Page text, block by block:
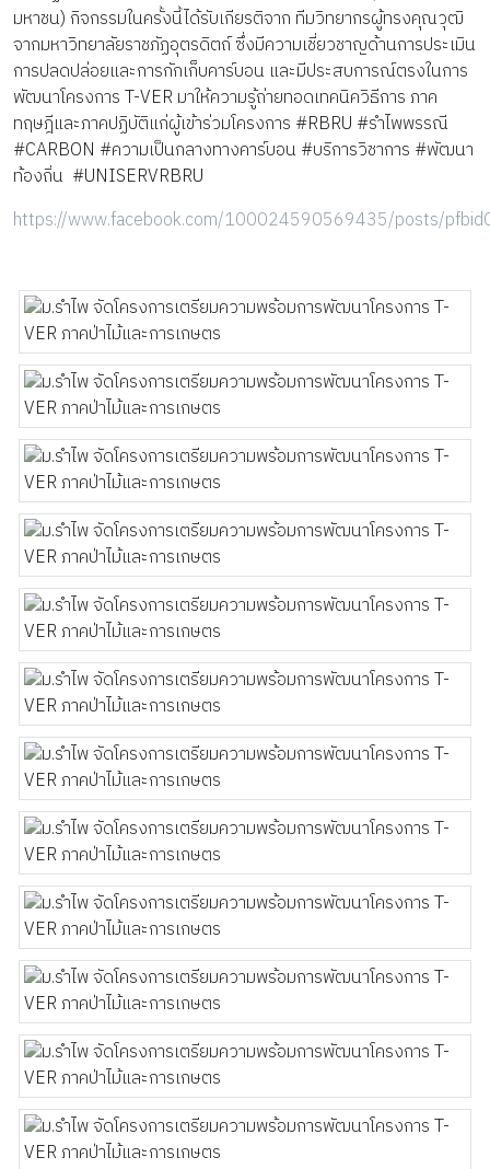
มหาชน) กิจกรรมในครั้งนี้ได้รับเกียรติจาก ทีมวิทยากรผู้ทรงคุณวุฒิ
จากมหาวิทยาลัยราชภัฏอุตรดิตถ์ ซึ่งมีความเชี่ยวชาญด้านการประเมิน
การปลดปล่อยและการกักเก็บคาร์บอน และมีประสบการณ์ตรงในการ
พัฒนาโครงการ T-VER มาให้ความรู้ถ่ายทอดเทคนิควิธีการ ภาค
ทฤษฎีและภาคปฏิบัติแก่ผู้เข้าร่วมโครงการ #RBRU #รำไพพรรณี
#CARBON #ความเป็นกลางทางคาร์บอน #บริการวิชาการ #พัฒนา
ท้องถิ่น #UNISERVRBRU
https://www.facebook.com/100024590569435/posts/